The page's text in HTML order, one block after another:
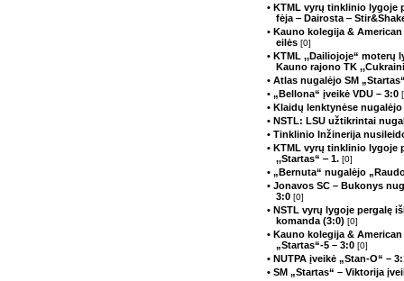
• KTML vyrų tinklinio lygoje
fėja ‒ Dairosta ‒
• Kauno kolegija &
eilės [0]
• KTML ,,Dailiojoje“ moterų
Kauno rajono TK
• Atlas nugalėjo SM
• „Bellona“ įveikė VDU – 3:0
• Klaidų lenktynėse
• NSTL: LSU užtikrintai
• Tinklinio Inžinerija
• KTML vyrų tinklinio lygoje
,,Startas“ ‒ 1. [0]
• „Bernuta“ nugalėjo
• Jonavos SC – Bukonys
3:0 [0]
• NSTL vyrų lygoje pergalę
komanda (3:0) [0]
• Kauno kolegija &
„Startas“-5 – 3:0 [0]
• NUTPA įveikė „Stan-O“ –
• SM „Startas“ – Viktorija